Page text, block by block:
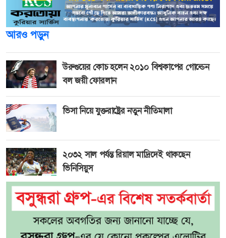
আরও পড়ুন
উরুগুয়ের কোচ হলেন ২০১০ বিশ্বকাপের গোল্ডেন
বল জয়ী ফোরলান
ভিসা নিয়ে যুক্তরাষ্ট্রের নতুন নীতিমালা
২০৩২ সাল পর্যন্ত রিয়াল মাদ্রিদেই থাকছেন
ভিনিসিয়ুস